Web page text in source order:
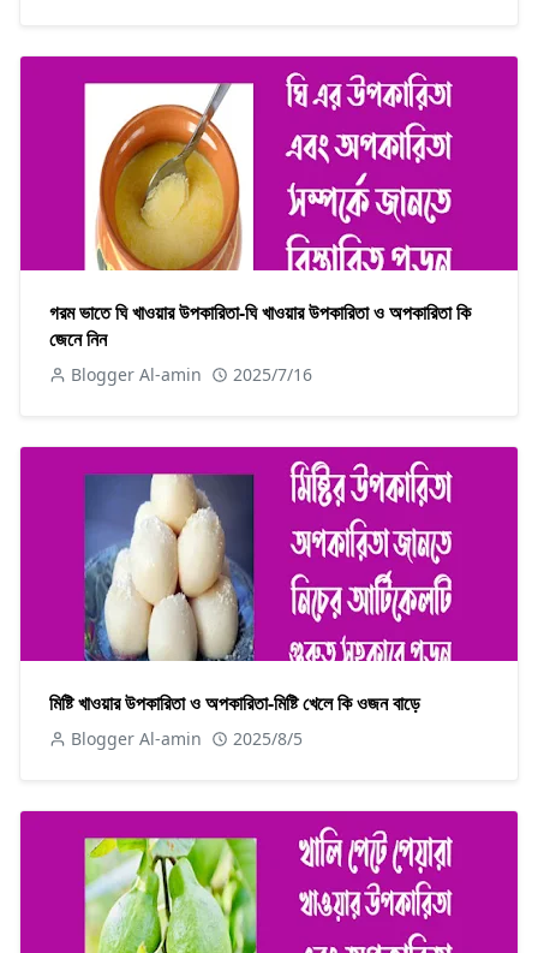
গরম ভাতে ঘি খাওয়ার উপকারিতা-ঘি খাওয়ার উপকারিতা ও অপকারিতা কি
জেনে নিন
Blogger Al-amin 2025/7/16
মিষ্টি খাওয়ার উপকারিতা ও অপকারিতা-মিষ্টি খেলে কি ওজন বাড়ে
Blogger Al-amin 2025/8/5